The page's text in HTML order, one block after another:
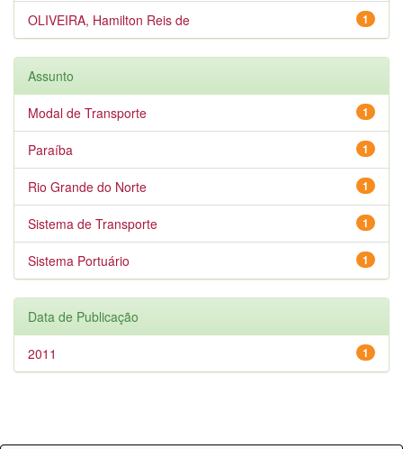
1
OLIVEIRA, Hamilton Reis de
Assunto
1
Modal de Transporte
1
Paraíba
1
Rio Grande do Norte
1
Sistema de Transporte
1
Sistema Portuário
Data de Publicação
1
2011